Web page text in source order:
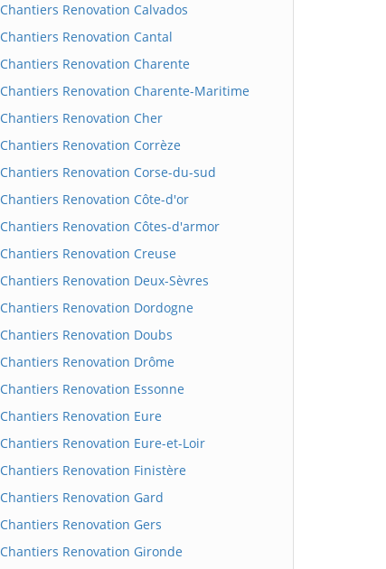
Chantiers Renovation Calvados
Chantiers Renovation Cantal
Chantiers Renovation Charente
Chantiers Renovation Charente-Maritime
Chantiers Renovation Cher
Chantiers Renovation Corrèze
Chantiers Renovation Corse-du-sud
Chantiers Renovation Côte-d'or
Chantiers Renovation Côtes-d'armor
Chantiers Renovation Creuse
Chantiers Renovation Deux-Sèvres
Chantiers Renovation Dordogne
Chantiers Renovation Doubs
Chantiers Renovation Drôme
Chantiers Renovation Essonne
Chantiers Renovation Eure
Chantiers Renovation Eure-et-Loir
Chantiers Renovation Finistère
Chantiers Renovation Gard
Chantiers Renovation Gers
Chantiers Renovation Gironde